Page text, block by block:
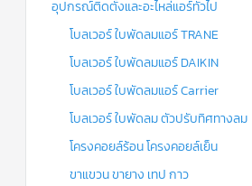
อุปกรณ์ติดตั้งและอะไหล่แอร์ทั่วไป
โบลเวอร์ ใบพัดลมแอร์ TRANE
โบลเวอร์ ใบพัดลมแอร์ DAIKIN
โบลเวอร์ ใบพัดลมแอร์ Carrier
โบลเวอร์ ใบพัดลม ตัวปรับทิศทางลม
โครงคอยล์ร้อน โครงคอยล์เย็น
ขาแขวน ขายาง เทป กาว